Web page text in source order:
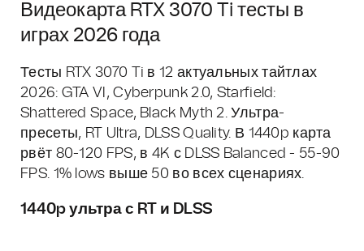
Видеокарта RTX 3070 Ti тесты в
играх 2026 года
Тесты RTX 3070 Ti в 12 актуальных тайтлах
2026: GTA VI, Cyberpunk 2.0, Starfield:
Shattered Space, Black Myth 2. Ультра-
пресеты, RT Ultra, DLSS Quality. В 1440p карта
рвёт 80-120 FPS, в 4K с DLSS Balanced - 55-90
FPS. 1% lows выше 50 во всех сценариях.
1440p ультра с RT и DLSS